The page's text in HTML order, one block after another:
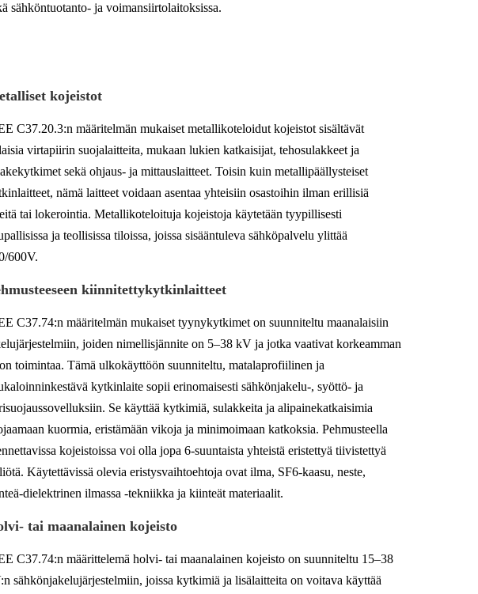
sähköntuotanto- ja voimansiirtolaitoksissa.
kojeistot
C37.20.3:n määritelmän mukaiset metallikoteloidut kojeistot sisältävät
​​virtapiirin suojalaitteita, mukaan lukien katkaisijat, tehosulakkeet ja
sekä ohjaus- ja mittauslaitteet. Toisin kuin metallipäällysteiset
nämä laitteet voidaan asentaa yhteisiin osastoihin ilman erillisiä
tai lokerointia. Metallikoteloituja kojeistoja käytetään tyypillisesti
ja teollisissa tiloissa, joissa sisääntuleva sähköpalvelu ylittää
600V.
kiinnitettykytkinlaitteet
C37.74:n määritelmän mukaiset tyynykytkimet on suunniteltu maanalaisiin
joiden nimellisjännite on 5–38 kV ja jotka vaativat korkeamman
toimintaa. Tämä ulkokäyttöön suunniteltu, matalaprofiilinen ja
kytkinlaite sopii erinomaisesti sähkönjakelu-, syöttö- ja
Se käyttää kytkimiä, sulakkeita ja alipainekatkaisimia
kuormia, eristämään vikoja ja minimoimaan katkoksia. Pehmusteella
kojeistoissa voi olla jopa 6-suuntaista yhteistä eristettyä tiivistettyä
Käytettävissä olevia eristysvaihtoehtoja ovat ilma, SF6-kaasu, neste,
dielektrinen ilmassa -tekniikka ja kiinteät materiaalit.
tai maanalainen kojeisto
C37.74:n määrittelemä holvi- tai maanalainen kojeisto on suunniteltu 15–38
sähkönjakelujärjestelmiin, joissa kytkimiä ja lisälaitteita on voitava käyttää